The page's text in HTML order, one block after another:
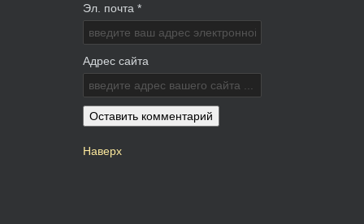
Эл. почта *
Адрес сайта
Наверх